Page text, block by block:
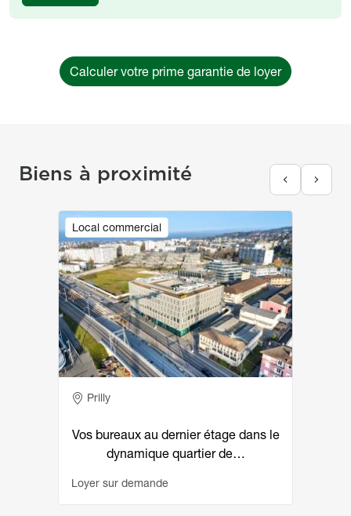
Calculer votre prime garantie de loyer
Biens à proximité
Local commercial
Image
Adresse
Prilly
Vos bureaux au dernier étage dans le
dynamique quartier de…
Loyer sur demande